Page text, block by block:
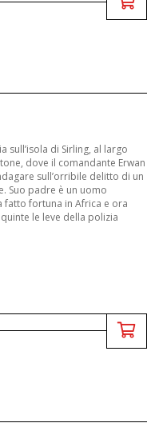
sull’isola di Sirling, al largo
dove il comandante Erwan
sull’orribile delitto di un
Suo padre è un uomo
fatto fortuna in Africa e ora
le leve della polizia